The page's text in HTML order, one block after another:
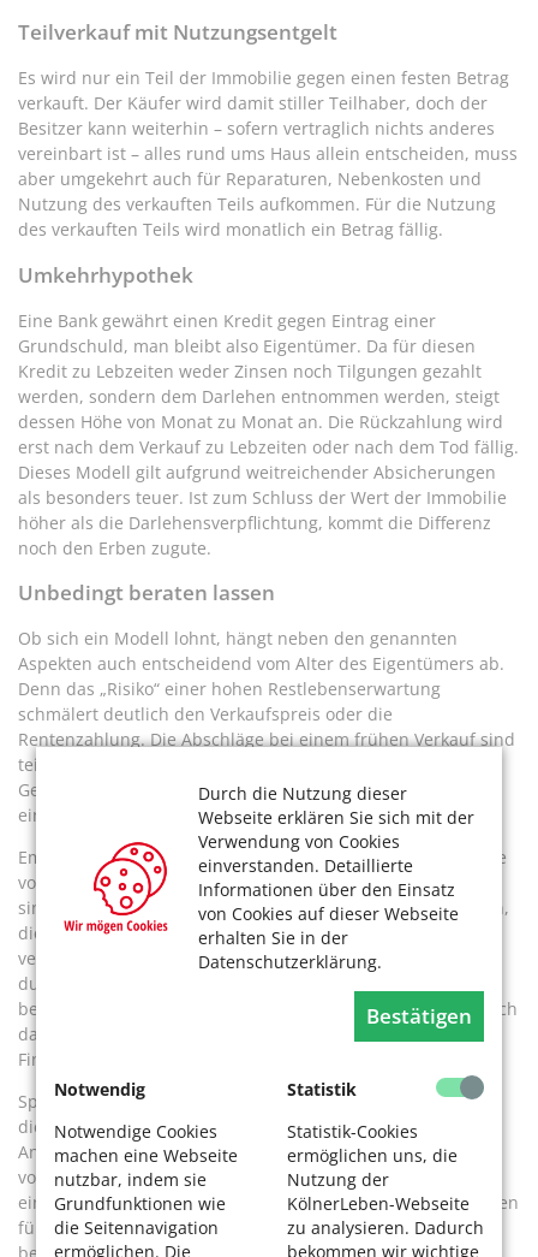
Durch die Nutzung dieser
Webseite erklären Sie sich mit der
Verwendung von Cookies
einverstanden. Detaillierte
Informationen über den Einsatz
von Cookies auf dieser Webseite
erhalten Sie in der
Datenschutzerklärung.
Bestätigen
Notwendig
Notwendige Cookies
machen eine Webseite
nutzbar, indem sie
Grundfunktionen wie
die Seitennavigation
ermöglichen. Die
Statistik
Statistik-Cookies
ermöglichen uns, die
Nutzung der
KölnerLeben-Webseite
zu analysieren. Dadurch
bekommen wir wichtige
Teilverkauf mit Nutzungsentgelt
Es wird nur ein Teil der Immobilie gegen einen festen Betrag
verkauft. Der Käufer wird damit stiller Teilhaber, doch der
Besitzer kann weiterhin – sofern vertraglich nichts anderes
vereinbart ist – alles rund ums Haus allein entscheiden, muss
aber umgekehrt auch für Reparaturen, Nebenkosten und
Nutzung des verkauften Teils aufkommen. Für die Nutzung
des verkauften Teils wird monatlich ein Betrag fällig.
Umkehrhypothek
Eine Bank gewährt einen Kredit gegen Eintrag einer
Grundschuld, man bleibt also Eigentümer. Da für diesen
Kredit zu Lebzeiten weder Zinsen noch Tilgungen gezahlt
werden, sondern dem Darlehen entnommen werden, steigt
dessen Höhe von Monat zu Monat an. Die Rückzahlung wird
erst nach dem Verkauf zu Lebzeiten oder nach dem Tod fällig.
Dieses Modell gilt aufgrund weitreichender Absicherungen
als besonders teuer. Ist zum Schluss der Wert der Immobilie
höher als die Darlehensverpflichtung, kommt die Differenz
noch den Erben zugute.
Unbedingt beraten lassen
Ob sich ein Modell lohnt, hängt neben den genannten
Aspekten auch entscheidend vom Alter des Eigentümers ab.
Denn das „Risiko“ einer hohen Restlebenserwartung
schmälert deutlich den Verkaufspreis oder die
Rentenzahlung. Die Abschläge bei einem frühen Verkauf sind
teils enorm. Dazu kommen noch Vermittlungsprovision und
Gebühren. Daher sollte man auch immer Alternativen zu
einer Immobilienrente in Betracht ziehen.
Empfehlenswert ist es, in einem ersten Schritt die Immobilie
von einem Gutachter bewerten zu lassen. Erst dann ist es
sinnvoll, von verschiedenen Anbietern Angebote einzuholen,
die Vertragsbedingungen und Auszahlsummen zu
vergleichen und penibel – mit Gebühren und Provision –
durchzurechnen. Und sich realistisch die Frage zu
beantworten, ob so das eigene Liquiditätsproblem tatsächlich
dauerhaft gelöst wird. Beratung durch einen unabhängigen
Finanzberater oder eine Bank ist hilfreich.
Spätestens vor Unterzeichnung des Kaufvertrags sollte man
die Beratung eines Fachanwalts für Immobilienrecht in
Anspruch nehmen, um möglichen rechtlichen Fallstricken
vorzubeugen. Die Absicherung von Rechten im Grundbuch,
eine Rückübertragungsklausel im Vertrag, Schutzmaßnahmen
für den Fall einer Insolvenz des Käufers … vieles muss